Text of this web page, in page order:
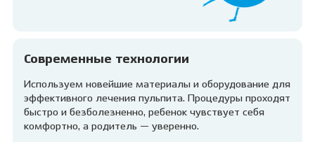
Современные технологии
Используем новейшие материалы и оборудование для
эффективного лечения пульпита. Процедуры проходят
быстро и безболезненно, ребенок чувствует себя
комфортно, а родитель — уверенно.